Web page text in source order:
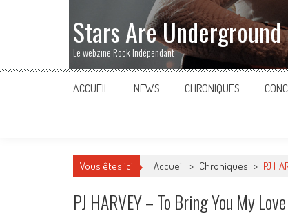
Stars Are Underground
Le webzine Rock Indépendant
ACCUEIL NEWS CHRONIQUES
Vous êtes ici Accueil > Chroniques > PJ
PJ HARVEY – To Bring You My